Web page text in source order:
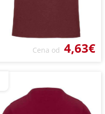
Cena od 4,63€